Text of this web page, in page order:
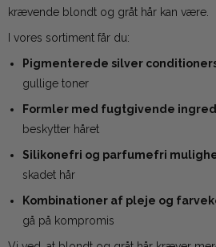
krævende blondt og gråt hår kan være.
I vores sortiment får du:
Pigmenterede silver
gullige toner
Formler med fugtgivende
beskytter håret
Silikonefri og parfumefri
skadet hår
Kombinationer af pleje og
gå på kompromis